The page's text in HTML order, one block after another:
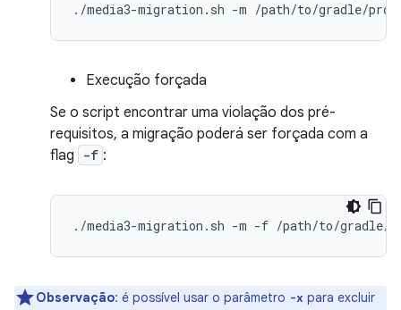
./media3-migration.sh -m
Execução forçada
Se o script encontrar uma violação dos pré-
requisitos, a migração poderá ser forçada com a
flag
-f :
./media3-migration.sh -m -f
Observação: é possível usar o parâmetro -x para excluir